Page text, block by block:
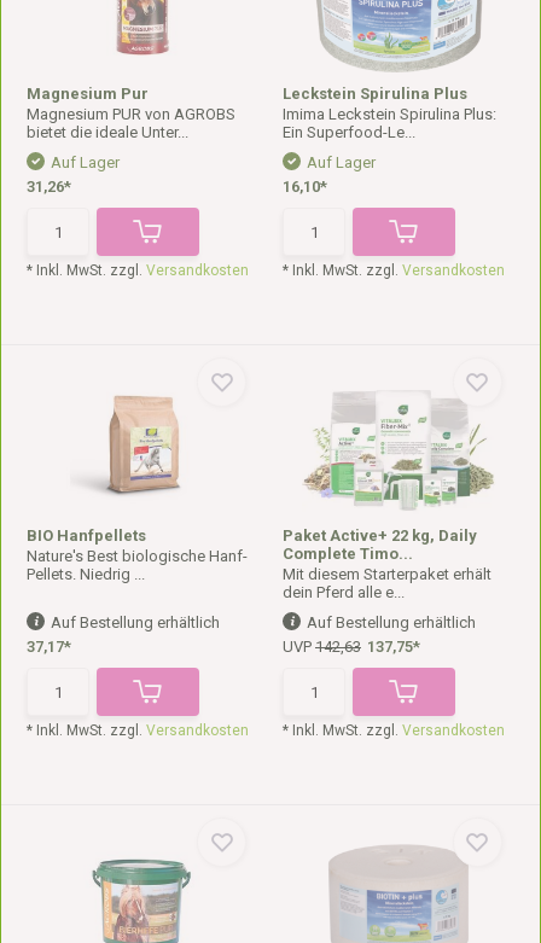
Magnesium Pur
Magnesium PUR von AGROBS
bietet die ideale Unter...
Auf Lager
31,26*
* Inkl. MwSt. zzgl.Versandkosten
Leckstein Spirulina Plus
Imima Leckstein Spirulina Plus:
Ein Superfood-Le...
Auf Lager
16,10*
* Inkl. MwSt. zzgl. Versandkosten
BIO Hanfpellets
Nature's Best biologische Hanf-
Pellets. Niedrig ...
Auf Bestellung erhältlich
37,17*
* Inkl. MwSt. zzgl.Versandkosten
Paket Active+ 22 kg, Daily
Complete Timo...
Mit diesem Starterpaket erhält
dein Pferd alle e...
Auf Bestellung erhältlich
UVP 142,63 137,75*
* Inkl. MwSt. zzgl. Versandkosten